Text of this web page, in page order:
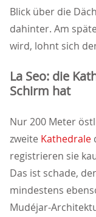
Blick über die
dahinter. Am
wird, lohnt sich
La Seo: die
Schirm hat
Nur 200 Meter
zweite Kathedrale
registrieren sie
Das ist schade,
mindestens
Mudéjar-